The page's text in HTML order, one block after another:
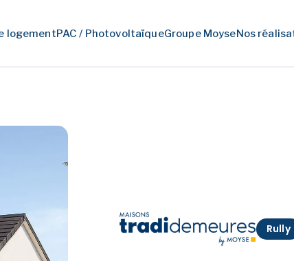
logementPAC / PhotovoltaïqueGroupe MoyseNos
Rully